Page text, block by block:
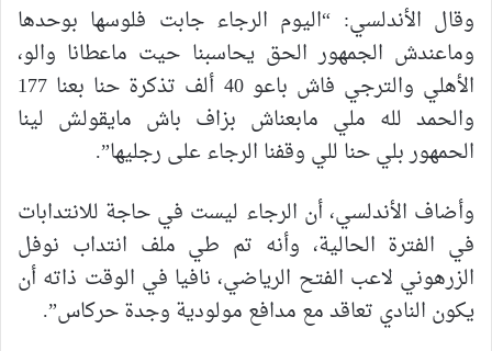
وقال الأندلسي: “اليوم الرجاء جابت فلوسها بوحدها
وماعندش الجمهور الحق يحاسبنا حيت ماعطانا والو،
الأهلي والترجي فاش باعو 40 ألف تذكرة حنا بعنا 177
والحمد لله ملي مابعناش بزاف باش مايقولش لينا
الحمهور بلي حنا للي وقفنا الرجاء على رجليها”.
وأضاف الأندلسي، أن الرجاء ليست في حاجة للانتدابات
في الفترة الحالية، وأنه تم طي ملف انتداب نوفل
الزرهوني لاعب الفتح الرياضي، نافيا في الوقت ذاته أن
يكون النادي تعاقد مع مدافع مولودية وجدة حركاس”.